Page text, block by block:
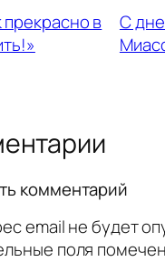
прекрасно в
C
комментарий
email не будет
поля